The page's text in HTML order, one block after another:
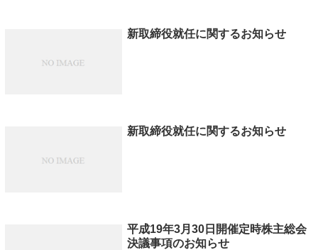
新取締役就任に関するお知らせ
新取締役就任に関するお知らせ
平成19年3月30日開催定時株主総会
決議事項のお知らせ